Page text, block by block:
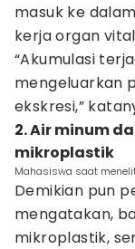
masuk ke
kerja organ
“Akumulasi
mengeluarkan
ekskresi,”
2. Air minum
mikroplastik
Mahasiswa saat
Demikian pun
mengatakan,
mikroplastik,